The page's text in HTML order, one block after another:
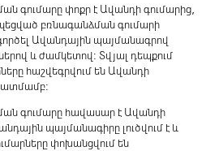
գումարը փոքր է Ավանդի գումարից,
բռնագանձման գումարի
Ավանդային պայմանագրով
և ժամկետով: Տվյալ դեպքում
հաշվեգրվում են Ավանդի
գումարը հավասար է Ավանդի
պայմանագիրը լուծվում է և
փոխանցվում են